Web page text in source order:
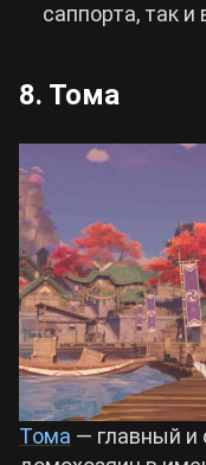
саппорта, так
8. Тома
Тома — главный и